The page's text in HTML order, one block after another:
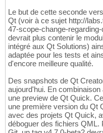
Le but de cette seconde
Qt (voir à ce sujet http://
47-scope-change-
devrait plus contenir le
intégré aux Qt Solutions)
adaptée pour les tests et
d'encore meilleure qualité.
Des snapshots de Qt
aujourd'hui. En
une preview de Qt Quick.
une première version du Qt
avec des projets Qt Quick,
déboguer des fichiers QML.